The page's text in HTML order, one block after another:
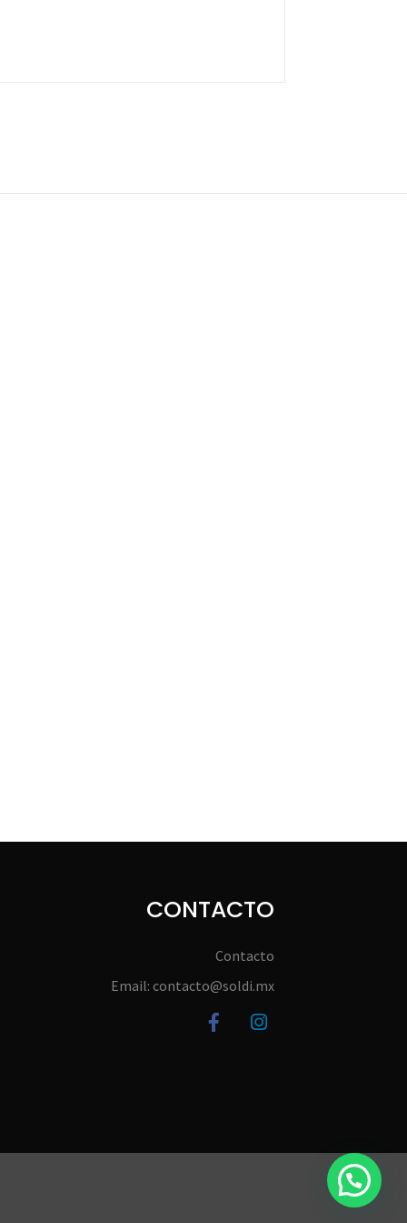
CONTACTO
Contacto
Email: contacto@soldi.mx